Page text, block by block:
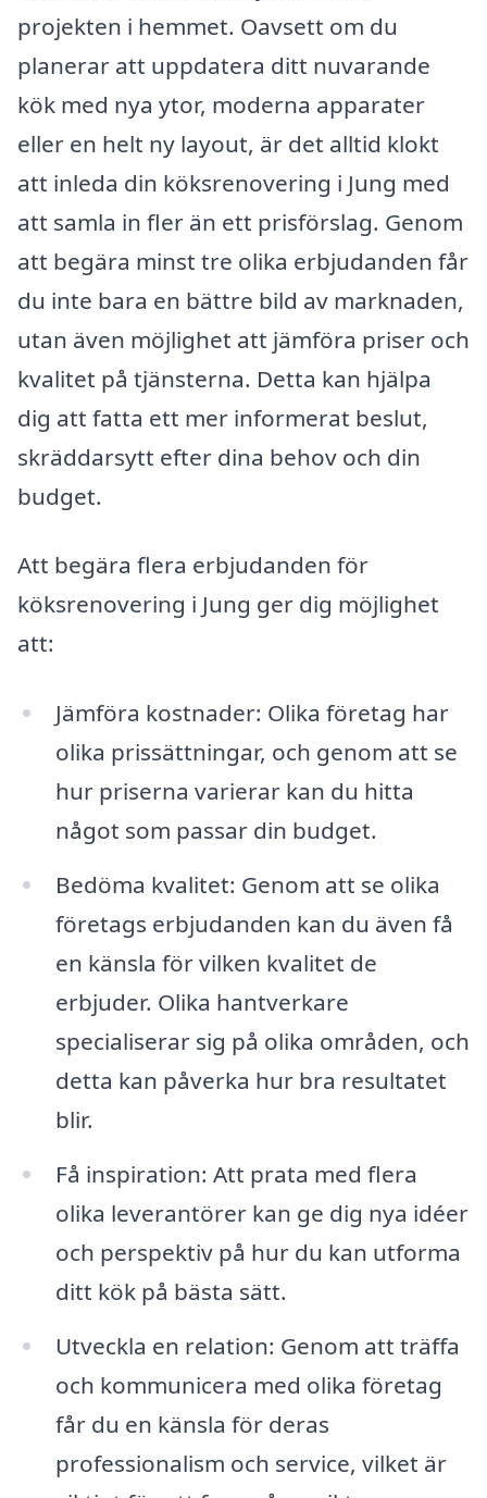
projekten i hemmet. Oavsett om du
planerar att uppdatera ditt nuvarande
kök med nya ytor, moderna apparater
eller en helt ny layout, är det alltid klokt
att inleda din köksrenovering i Jung med
att samla in fler än ett prisförslag. Genom
att begära minst tre olika erbjudanden får
du inte bara en bättre bild av marknaden,
utan även möjlighet att jämföra priser och
kvalitet på tjänsterna. Detta kan hjälpa
dig att fatta ett mer informerat beslut,
skräddarsytt efter dina behov och din
budget.
Att begära flera erbjudanden för
köksrenovering i Jung ger dig möjlighet
att:
Jämföra kostnader: Olika företag har
olika prissättningar, och genom att se
hur priserna varierar kan du hitta
något som passar din budget.
Bedöma kvalitet: Genom att se olika
företags erbjudanden kan du även få
en känsla för vilken kvalitet de
erbjuder. Olika hantverkare
specialiserar sig på olika områden, och
detta kan påverka hur bra resultatet
blir.
Få inspiration: Att prata med flera
olika leverantörer kan ge dig nya idéer
och perspektiv på hur du kan utforma
ditt kök på bästa sätt.
Utveckla en relation: Genom att träffa
och kommunicera med olika företag
får du en känsla för deras
professionalism och service, vilket är